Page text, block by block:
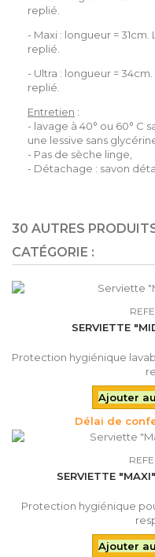
replié.
- Maxi : longueur =
replié.
- Ultra : longueur =
replié.
Entretien :
- lavage à 40° ou 60° C
une lessive sans
- Pas de sèche linge,
- Détachage : savon
30 AUTRES
CATÉGORIE :
SERVIETTE
Protection hygiénique
Ajouter
Délai de
SERVIETTE
Protection hygiénique
Ajouter